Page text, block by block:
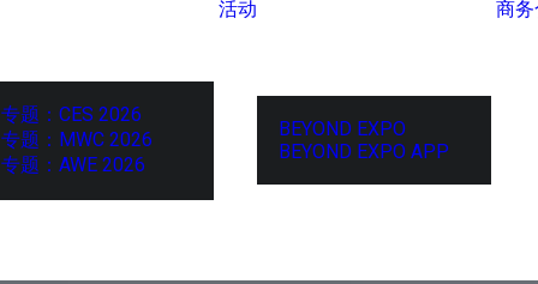
专题：CES 2026
专题：MWC 2026
专题：AWE 2026
活动
BEYOND EXPO
BEYOND EXPO APP
商